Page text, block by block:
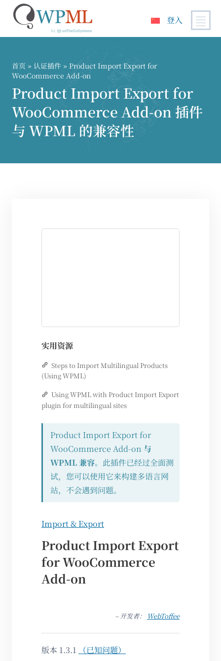
登入
首页 » 认证插件 » Product Import Export for
WooCommerce Add-on
Product Import Export for
WooCommerce Add-on 插件
与 WPML 的兼容性
实用资源
Steps to Import Multilingual Products
(Using WPML)
Using WPML with Product Import Export
plugin for multilingual sites
Product Import Export for
WooCommerce Add-on 与
WPML 兼容。此插件已经过全面测
试，您可以使用它来构建多语言网
站，不会遇到问题。
Import & Export
Product Import Export
for WooCommerce
Add-on
– 开发者： WebToffee
版本 1.3.1 （已知问题）